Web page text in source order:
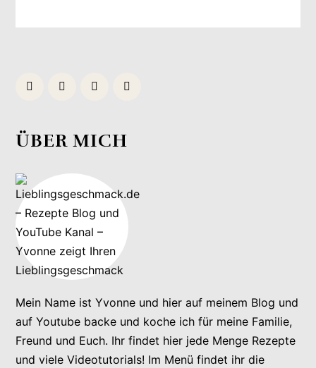
ÜBER MICH
Mein Name ist Yvonne und hier auf meinem Blog und
auf Youtube backe und koche ich für meine Familie,
Freund und Euch. Ihr findet hier jede Menge Rezepte
und viele Videotutorials! Im Menü findet ihr die